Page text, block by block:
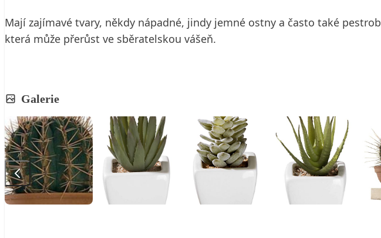
Mají zajímavé tvary, někdy nápadné, jindy jemné ostny a často také
která může přerůst ve sběratelskou vášeň.
Galerie